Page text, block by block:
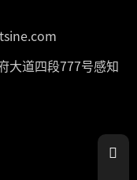
大道四段777号感知